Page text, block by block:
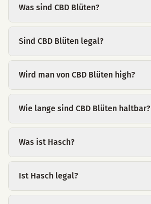
Was sind CBD Blüten?
Sind CBD Blüten legal?
Wird man von CBD Blüten high?
Wie lange sind CBD Blüten haltbar?
Was ist Hasch?
Ist Hasch legal?